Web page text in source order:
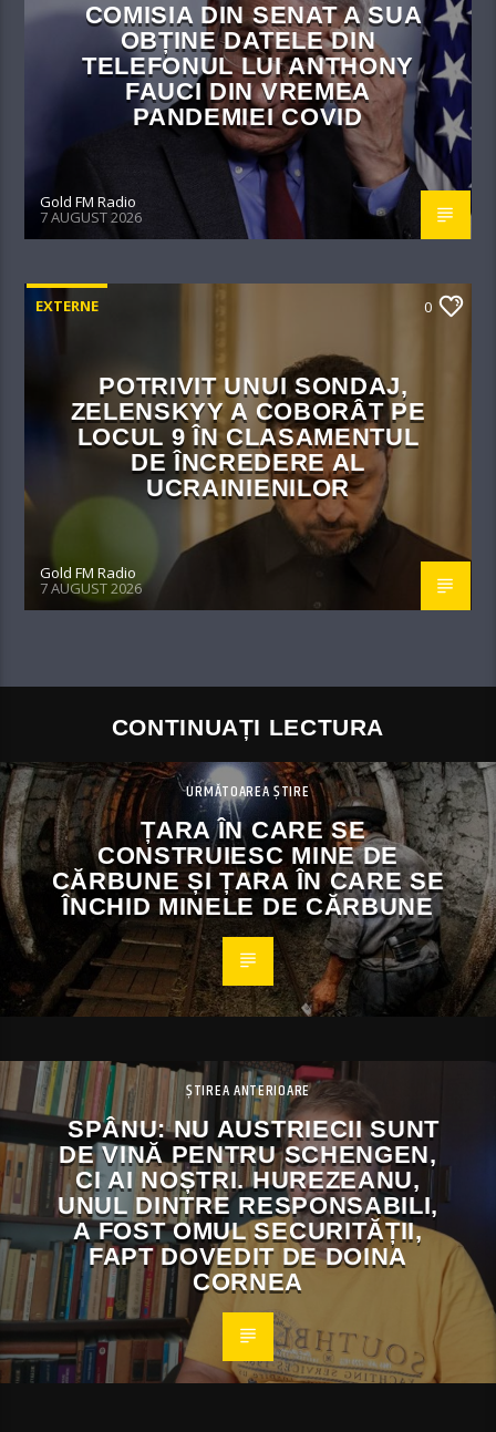
COMISIA DIN SENAT A SUA
OBȚINE DATELE DIN
TELEFONUL LUI ANTHONY
FAUCI DIN VREMEA
PANDEMIEI COVID
Gold FM Radio
7 AUGUST 2026
EXTERNE 0
POTRIVIT UNUI SONDAJ,
ZELENSKYY A COBORÂT PE
LOCUL 9 ÎN CLASAMENTUL
DE ÎNCREDERE AL
UCRAINIENILOR
Gold FM Radio
7 AUGUST 2026
CONTINUAȚI LECTURA
URMĂTOAREA ȘTIRE
ȚARA ÎN CARE SE
CONSTRUIESC MINE DE
CĂRBUNE ȘI ȚARA ÎN CARE SE
ÎNCHID MINELE DE CĂRBUNE
ȘTIREA ANTERIOARE
SPÂNU: NU AUSTRIECII SUNT
DE VINĂ PENTRU SCHENGEN,
CI AI NOȘTRI. HUREZEANU,
UNUL DINTRE RESPONSABILI,
A FOST OMUL SECURITĂȚII,
FAPT DOVEDIT DE DOINA
CORNEA